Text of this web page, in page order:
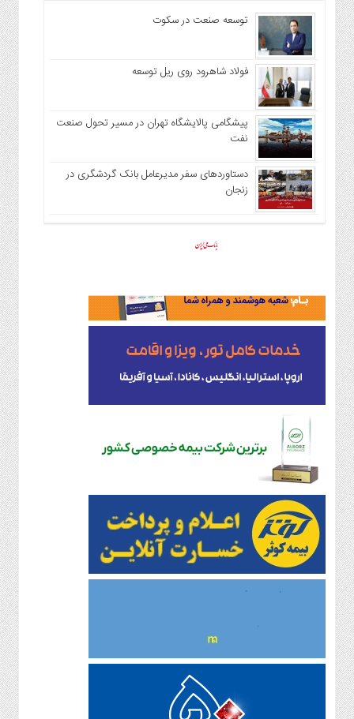
توسعه صنعت در سکوت
فولاد شاهرود روی ریل توسعه
پیشگامی پالایشگاه تهران در مسیر تحول صنعت
نفت
دستاوردهای سفر مدیرعامل بانک گردشگری در
زنجان